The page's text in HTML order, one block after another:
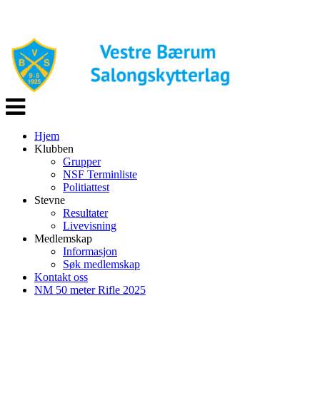
Veksle
navigasjon
Hjem
Klubben
Grupper
NSF Terminliste
Politiattest
Stevne
Resultater
Livevisning
Medlemskap
Informasjon
Søk medlemskap
Kontakt oss
NM 50 meter Rifle 2025